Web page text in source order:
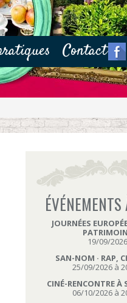
Contact
JOURNÉES
19/09/2026
SAN-NOM · RAP,
25/09/2026 à
CINÉ-RENCONTRE À
06/10/2026 à